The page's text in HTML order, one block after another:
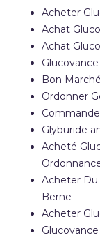
Acheter
Achat
Achat
Bon
Ordonner
Glyburide
Acheté
Acheter Du
Berne
Acheter